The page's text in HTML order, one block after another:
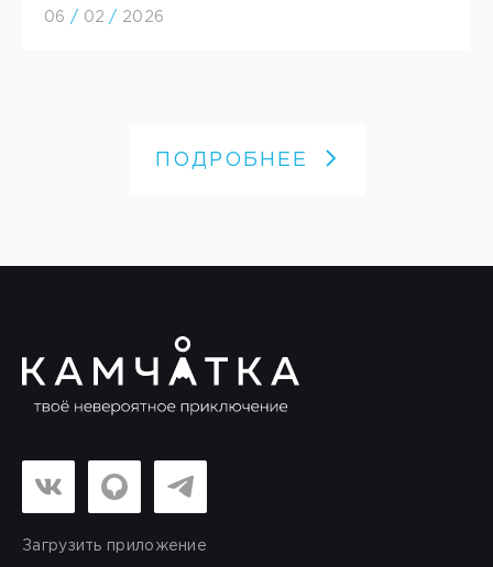
06 / 02 / 2026
ПОДРОБНЕЕ
Загрузить приложение